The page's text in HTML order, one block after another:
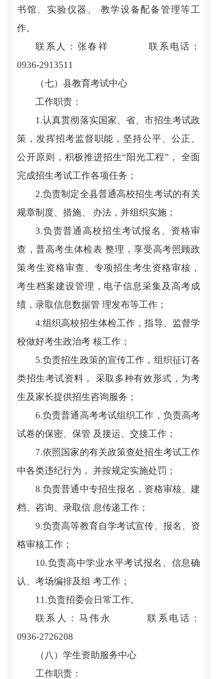
书馆、实验仪器、 教学设备配备管理等工
作。
联系人：张春祥 联系电话：
0936-2913511
（七）县教育考试中心
工作职责：
1.认真贯彻落实国家、省、市招生考试政
策，发挥招考监督职能，坚持公平、公正、
公开原则，积极推进招生“阳光工程”， 全面
完成招生考试工作各项任务；
2.负责制定全县普通高校招生考试的有关
规章制度、措施、 办法，并组织实施；
3.负责普通高校招生考试报名、资格审
查，普高考生体检表 整理，享受高考照顾政
策考生资格审查、专项招生考生资格审核，
考生档案建设管理，电子信息采集及高考成
绩，录取信息数据管 理发布等工作；
4.组织高校招生体检工作，指导、监督学
校做好考生政治考 核工作；
5.负责招生政策的宣传工作，组织征订各
类招生考试资料， 采取多种有效形式，为考
生及家长提供招生咨询服务；
6.负责普通高考考试组织工作，负责高考
试卷的保密、保管 及接运、交接工作；
7.依照国家的有关政策查处招生考试工作
中各类违纪行为， 并按规定实施处罚；
8.负责普通中专招生报名，资格审核、建
档、咨询、录取信 息传递工作；
9.负责高等教育自学考试宣传、报名、资
格审核工作；
10.负责高中学业水平考试报名、信息确
认、考场编排及组 考工作；
11.负责招委会日常工作。
联系人：马伟永 联系电话：
0936-2726208
（八）学生资助服务中心
工作职责：